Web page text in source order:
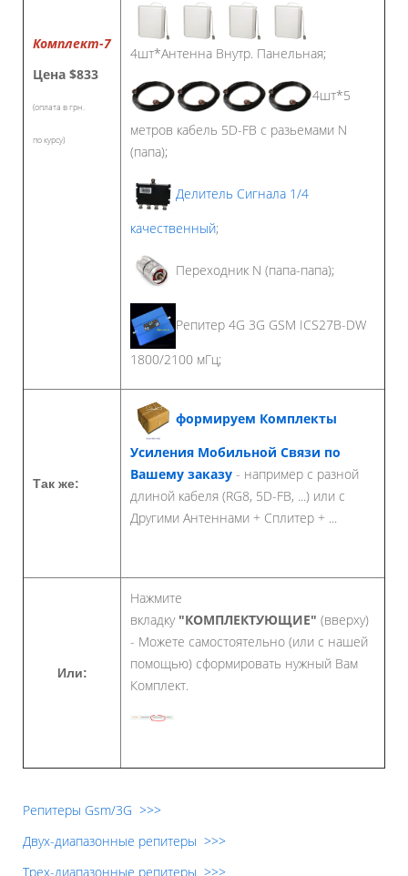
Комплект-7
Цена $833
(оплата в грн.
по курсу)
4шт*Антенна Внутр. Панельная;
4шт*5
метров кабель 5D-FB с разьемами N
(папа);
Делитель Сигнала 1/4
качественный;
Переходник N (папа-папа);
Репитер 4G 3G GSM ICS27B-DW
1800/2100 мГц;
Так же:
формируем Комплекты
Усиления Мобильной Связи по
Вашему заказу - например с разной
длиной кабеля (RG8, 5D-FB, ...) или с
Другими Антеннами + Сплитер + ...
Или:
Нажмите
вкладку "КОМПЛЕКТУЮЩИЕ" (вверху)
- Можете самостоятельно (или с нашей
помощью) сформировать нужный Вам
Комплект.
Репитеры Gsm/3G >>>
Двух-диапазонные репитеры >>>
Трех-диапазонные репитеры >>>